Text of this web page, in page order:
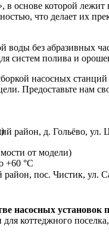
основе которой
что делает их
воды без абразивных
систем полива и
насосных
Предоставьте нам
от модели)
+60 °C
насосных установок
для коттеджного
район, д. Гольёво, ул.
пос. Чистик, ул.